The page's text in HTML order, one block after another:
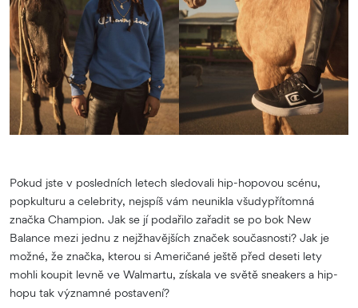
Pokud jste v posledních letech sledovali hip-hopovou scénu,
popkulturu a celebrity, nejspíš vám neunikla všudypřítomná
značka Champion. Jak se jí podařilo zařadit se po bok New
Balance mezi jednu z nejžhavějších značek současnosti? Jak je
možné, že značka, kterou si Američané ještě před deseti lety
mohli koupit levně ve Walmartu, získala ve světě sneakers a hip-
hopu tak významné postavení?